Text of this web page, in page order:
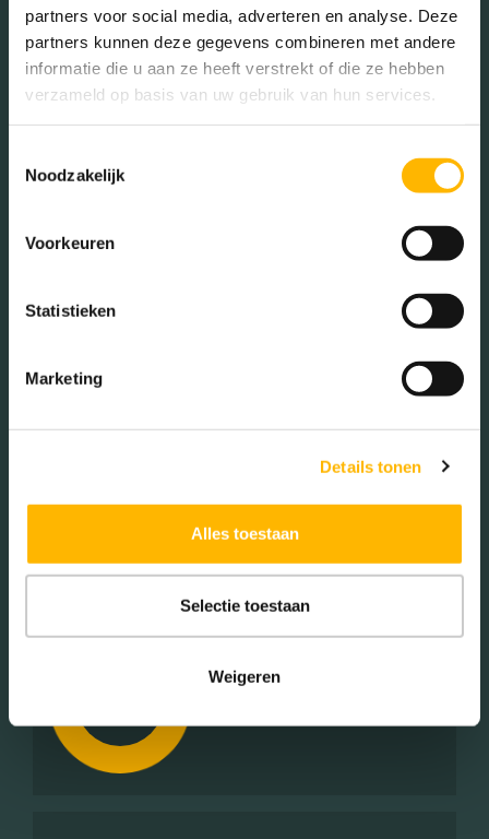
partners voor social media, adverteren en analyse. Deze
partners kunnen deze gegevens combineren met andere
informatie die u aan ze heeft verstrekt of die ze hebben
verzameld op basis van uw gebruik van hun services.
Noodzakelijk
Voorkeuren
Statistieken
Marketing
Details tonen
Alles toestaan
Selectie toestaan
Weigeren
De buurt
Leeftijd in wijk
15 - 25 jaar (9.40%)
25 - 45 jaar (19.59%)
Mannen (48.89%)